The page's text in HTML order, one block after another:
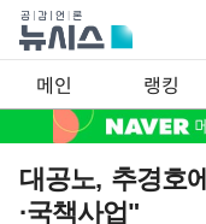
메인 랭킹
대공노, 추경호
·국책사업"